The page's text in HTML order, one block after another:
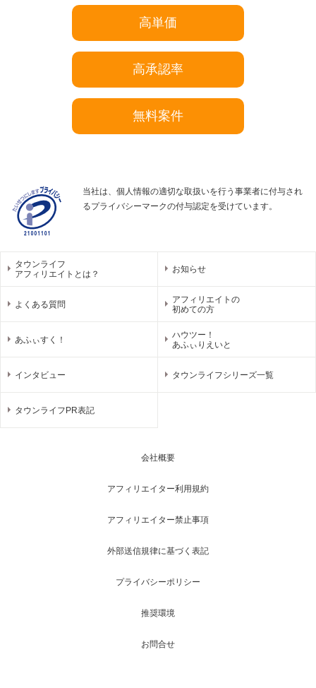
高単価
高承認率
無料案件
当社は、個人情報の適切な取扱いを行う事業者に付与され
るプライバシーマークの付与認定を受けています。
タウンライフ
アフィリエイトとは？
お知らせ
よくある質問
アフィリエイトの
初めての方
あふぃすく！
ハウツー！
あふぃりえいと
インタビュー タウンライフシリーズ一覧
タウンライフPR表記
会社概要
アフィリエイター利用規約
アフィリエイター禁止事項
外部送信規律に基づく表記
プライバシーポリシー
推奨環境
お問合せ